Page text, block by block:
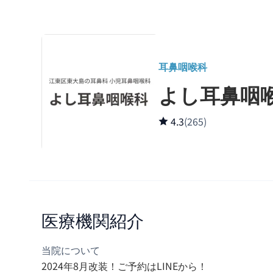
耳鼻咽喉科
よし耳鼻咽
4.3(265)
医療機関紹介
当院について
2024年8月改装！ご予約はLINEから！